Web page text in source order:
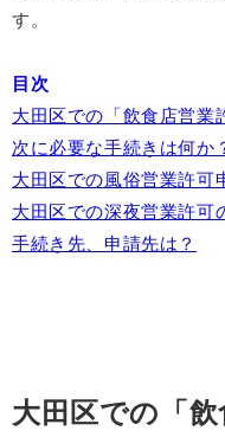
す。
目次
大田区での「飲食店営業
次に必要な手続きは何か
大田区での風俗営業許可
大田区での深夜営業許可
手続き先、申請先は？
大田区での「